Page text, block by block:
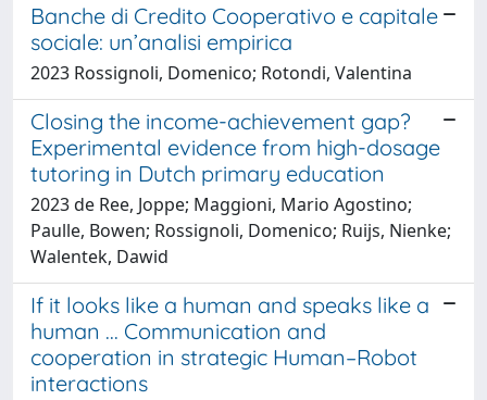
Banche di Credito Cooperativo e capitale
sociale: un’analisi empirica
2023 Rossignoli, Domenico; Rotondi, Valentina
Closing the income-achievement gap?
Experimental evidence from high-dosage
tutoring in Dutch primary education
2023 de Ree, Joppe; Maggioni, Mario Agostino;
Paulle, Bowen; Rossignoli, Domenico; Ruijs, Nienke;
Walentek, Dawid
If it looks like a human and speaks like a
human ... Communication and
cooperation in strategic Human–Robot
interactions